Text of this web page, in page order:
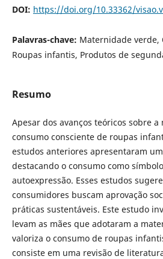
DOI: https://doi.org/10.33362/
Palavras-chave: Maternidade verde,
Roupas infantis, Produtos de
Resumo
Apesar dos avanços teóricos sobre
consumo consciente de roupas
estudos anteriores apresentaram
destacando o consumo como
autoexpressão. Esses estudos
consumidores buscam aprovação
práticas sustentáveis. Este estudo
levam as mães que adotaram a
valoriza o consumo de roupas
consiste em uma revisão de